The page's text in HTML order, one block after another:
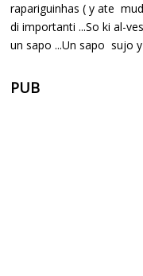
rapariguinhas ( y ate
di importanti ...So ki al-
un sapo ...Un sapo sujo
PUB